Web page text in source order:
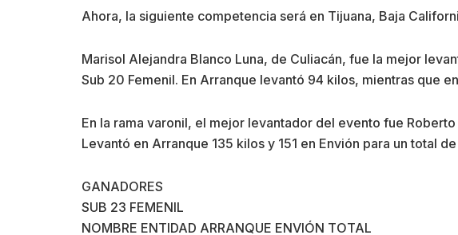
Ahora, la siguiente competencia será en Tijuana, Baja
Marisol Alejandra Blanco Luna, de Culiacán, fue la mejor
Sub 20 Femenil. En Arranque levantó 94 kilos, mientras que
En la rama varonil, el mejor levantador del evento fue
Levantó en Arranque 135 kilos y 151 en Envión para un total
GANADORES
SUB 23 FEMENIL
NOMBRE ENTIDAD ARRANQUE ENVIÓN TOTAL